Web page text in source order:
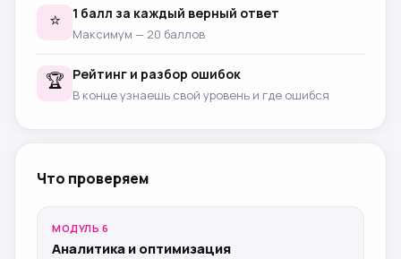
⭐ 1 балл за каждый верный ответ
Максимум — 20 баллов
🏆 Рейтинг и разбор ошибок
В конце узнаешь свой уровень и где ошибся
Что проверяем
МОДУЛЬ 6
Аналитика и оптимизация